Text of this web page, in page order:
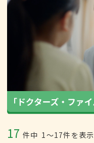
17 件中 1〜17件を表示